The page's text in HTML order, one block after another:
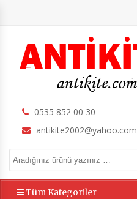
0535 852 00 30
antikite2002@yahoo.com
Tüm Kategoriler